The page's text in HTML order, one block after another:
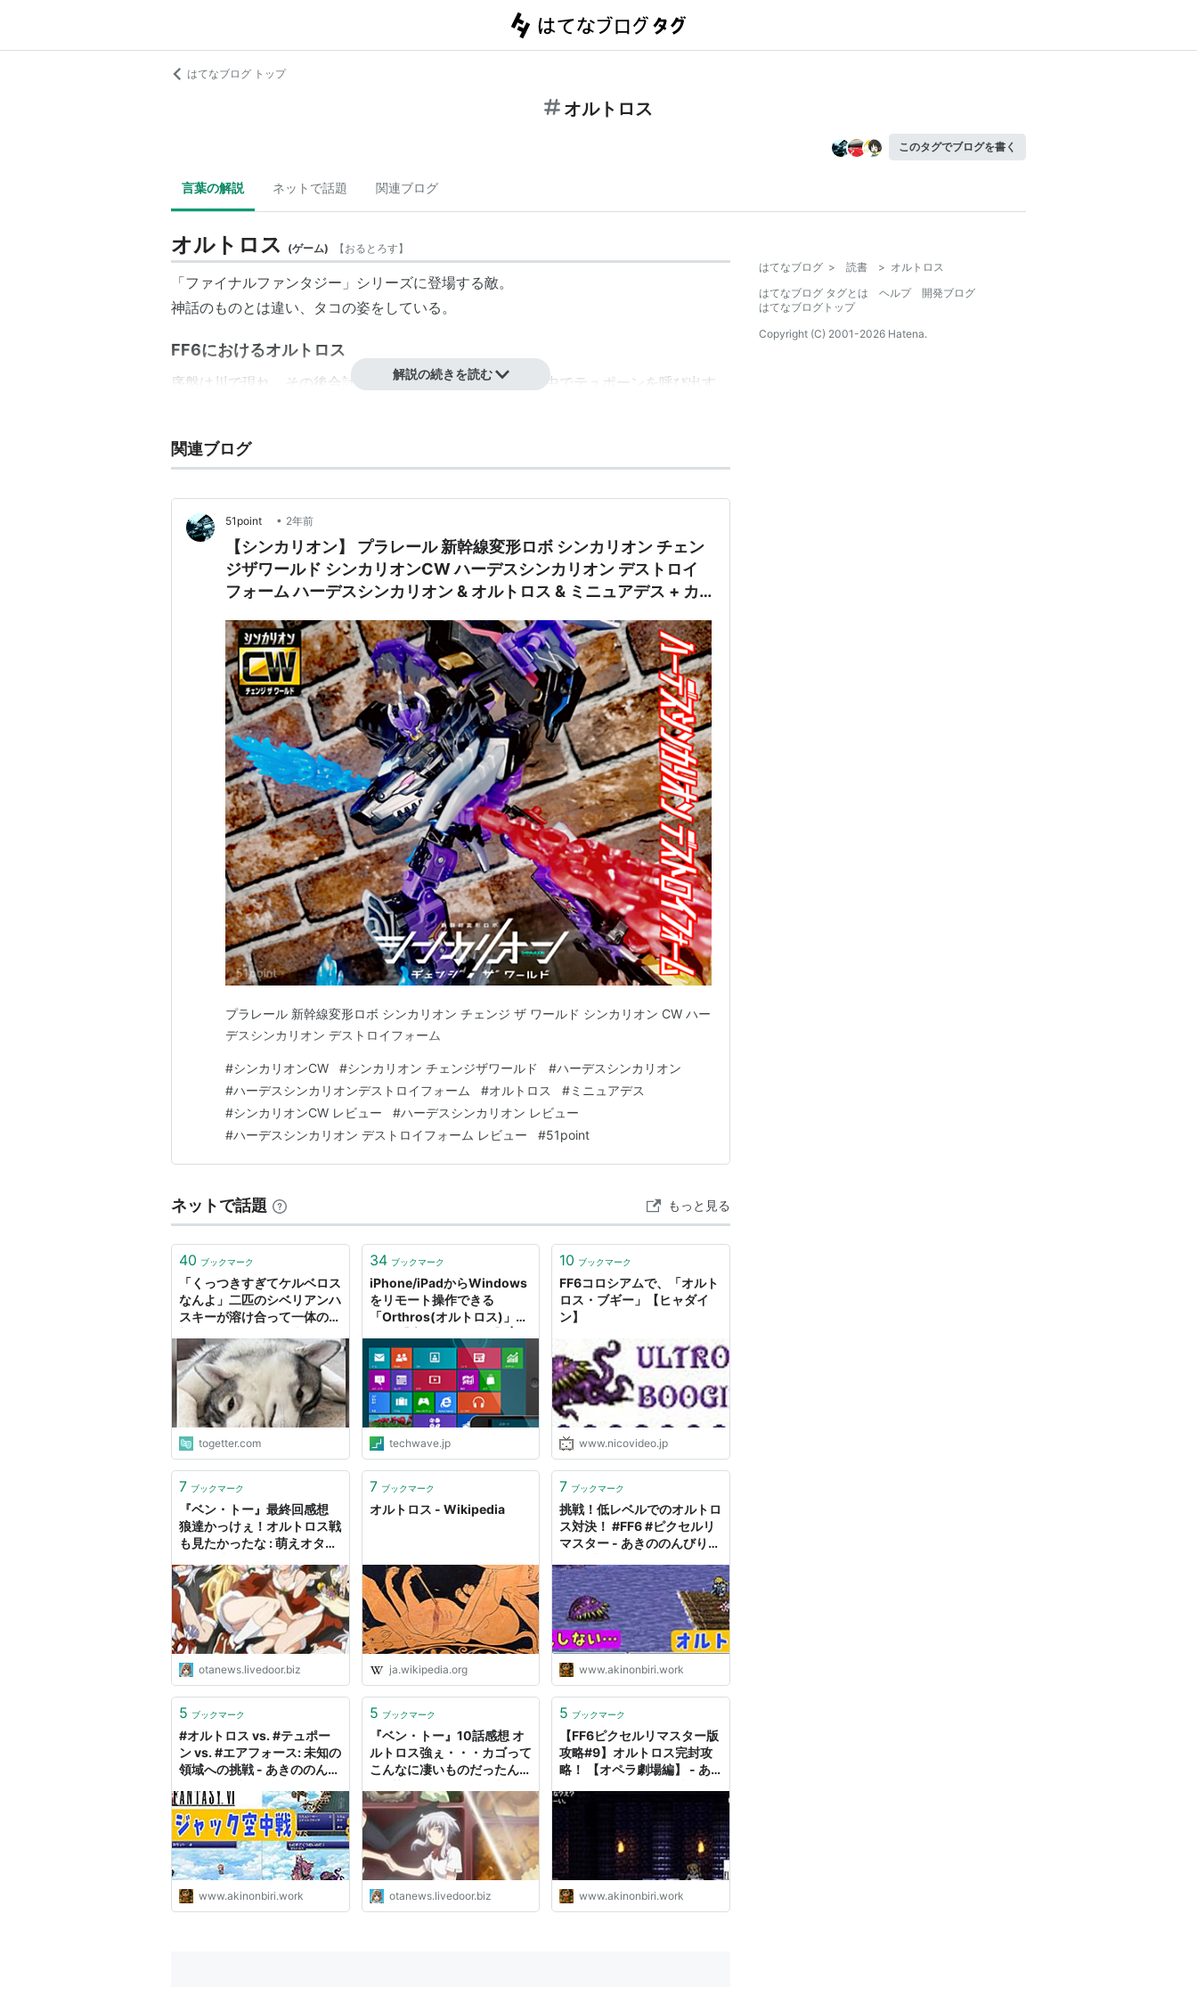
はてなブログ トップ
オルトロス
このタグでブログを書く
言葉の解説 ネットで話題 関連ブログ
オルトロス (ゲーム) 【おるとろす】
「ファイナルファンタジー」シリーズに登場する敵。
神話のものとは違い、タコの姿をしている。
FF6におけるオルトロス
序盤は川で現れ、その後合計4回戦う。4回目の対決では途中で テュポーン を呼び出す。
GBA以降に登場する隠しダンジョン「風のささやく洞穴」に登場。2番目に戦うボス。
FF4TAにおけるオルトロス
真月深層部で登場。最初は通常攻撃と「たこあし」(2〜4回連続の単体物理攻撃)、「じ
体質が変化し大幅にパワーアップする。体質変化後にはオルトロス自身の残り体力が多
いほど威力が高くなる全体攻撃「大津波」を使うので、体質が変化したら大技を連発す
るのが吉。「じしん」対策でバトル突入前にレビテトをかけるとよい。
テュポーン、魔列車、デスゲイズ
オルトロス 読書) 【おるとろす】
神話に登場する2つ首の獣。ケルベロスの弟にあたる。
ヘラクレスの棍棒により打ち殺される
解説の続きを読む
関連ブログ
51point • 2年前
【シンカリオン】 プラレール 新幹線変形ロボ シンカリオン チェン
ジザワールド シンカリオンCW ハーデスシンカリオン デストロイ
フォーム ハーデスシンカリオン & オルトロス & ミニュアデス + カ
プラレール 新幹線変形ロボ シンカリオン チェンジ ザ ワールド シンカリオン CW ハー
デスシンカリオン デストロイフォーム
#シンカリオンCW #シンカリオン チェンジザワールド #ハーデスシンカリオン
#ハーデスシンカリオンデストロイフォーム #オルトロス #ミニュアデス
#シンカリオンCW レビュー #ハーデスシンカリオン レビュー
#ハーデスシンカリオン デストロイフォーム レビュー #51point
ネットで話題 もっと見る
40 ブックマーク
「くっつきすぎてケルベロス
なんよ」二匹のシベリアンハ
スキーが溶け合って一体の魔
い、「2つ首はオルトロス」
との指摘も
togetter.com
34 ブックマーク
iPhone/iPadからWindows
をリモート操作できる
「Orthros(オルトロス)」が
TechWave（テックウェー
ブ）
techwave.jp
10 ブックマーク
FF6コロシアムで、「オルト
ロス・ブギー」【ヒャダイ
ン】
www.nicovideo.jp
7 ブックマーク
『ベン・トー』最終回感想
狼達かっけぇ！オルトロス戦
も見たかったな : 萌えオタニ
otanews.livedoor.biz
7 ブックマーク
オルトロス - Wikipedia
ja.wikipedia.org
7 ブックマーク
挑戦！低レベルでのオルトロ
ス対決！ #FF6 #ピクセルリ
マスター - あきののんびりゲ
www.akinonbiri.work
5 ブックマーク
#オルトロス vs. #テュポー
ン vs. #エアフォース: 未知の
領域への挑戦 - あきののんび
www.akinonbiri.work
5 ブックマーク
『ベン・トー』10話感想 オ
ルトロス強ぇ・・・カゴって
こんなに凄いものだったんだ
otanews.livedoor.biz
5 ブックマーク
【FF6ピクセルリマスター版
攻略#9】オルトロス完封攻
略！ 【オペラ劇場編】 - あ
www.akinonbiri.work
はてなブログ > 読書 > オルトロス
はてなブログ タグとは
ヘルプ
開発ブログ
はてなブログトップ
Copyright (C) 2001-2026 Hatena.